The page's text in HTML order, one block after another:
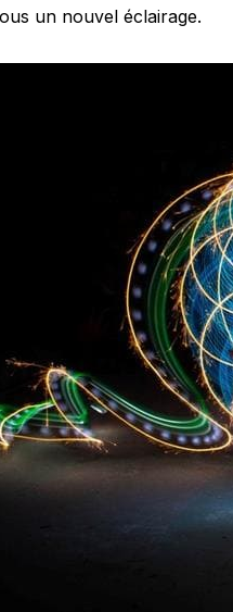
un nouvel éclairage.